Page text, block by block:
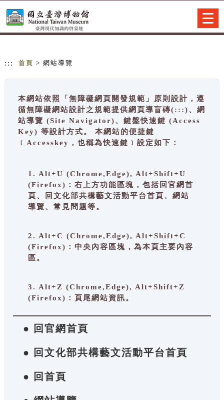
::: 首頁 > 網站導覽
本網站依照「無障礙網頁開發規範」原則設計，遵
循無障礙網站設計之規範提供網頁導盲磚(:::)、網
站導覽 (Site Navigator)、鍵盤快速鍵 (Access
Key) 等設計方式。 本網站的便捷鍵
﹝Accesskey，也稱為快速鍵﹞設定如下：
1. Alt+U (Chrome,Edge), Alt+Shift+U
(Firefox)：右上方功能區塊，包括回官網首
頁、回文化部共構藝文活動平台首頁、網站
導覽、常見問題等。
2. Alt+C (Chrome,Edge), Alt+Shift+C
(Firefox)：中央內容區塊，為本頁主要內容
區。
3. Alt+Z (Chrome,Edge), Alt+Shift+Z
(Firefox)：頁尾網站資訊。
● 回官網首頁
● 回文化部共構藝文活動平台首頁
● 回首頁